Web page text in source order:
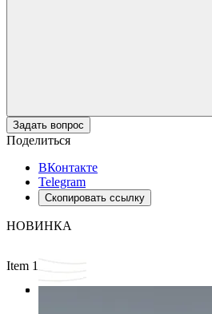
Задать вопрос
Поделиться
ВКонтакте
Telegram
Скопировать ссылку
НОВИНКА
Item 1 of 3